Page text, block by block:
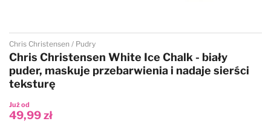
Przejdź na początek galerii
Chris Christensen Pudry
Chris Christensen White Ice Chalk - biały
puder, maskuje przebarwienia i nadaje sierści
teksturę
Już od
49,99 zł